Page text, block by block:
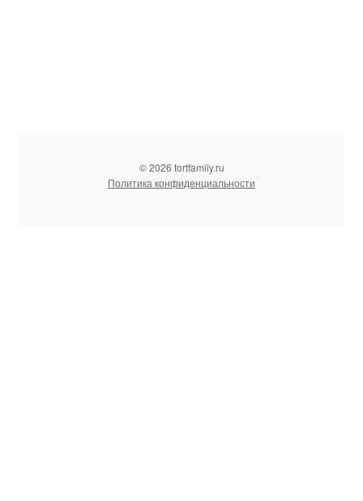
© 2026 tortfamily.ru
Политика конфиденциальности